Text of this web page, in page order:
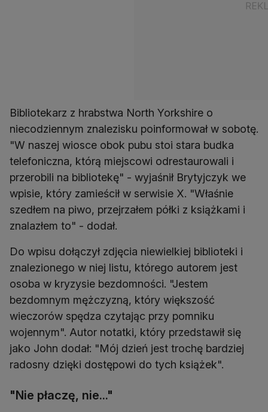
Bibliotekarz z hrabstwa North Yorkshire o
niecodziennym znalezisku poinformował w sobotę.
"W naszej wiosce obok pubu stoi stara budka
telefoniczna, którą miejscowi odrestaurowali i
przerobili na bibliotekę" - wyjaśnił Brytyjczyk we
wpisie, który zamieścił w serwisie X. "Właśnie
szedłem na piwo, przejrzałem półki z książkami i
znalazłem to" - dodał.
Do wpisu dołączył zdjęcia niewielkiej biblioteki i
znalezionego w niej listu, którego autorem jest
osoba w kryzysie bezdomności. "Jestem
bezdomnym mężczyzną, który większość
wieczorów spędza czytając przy pomniku
wojennym". Autor notatki, który przedstawił się
jako John dodał: "Mój dzień jest trochę bardziej
radosny dzięki dostępowi do tych książek".
"Nie płaczę, nie..."